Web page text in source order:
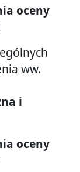
oceny
ww.
i
oceny